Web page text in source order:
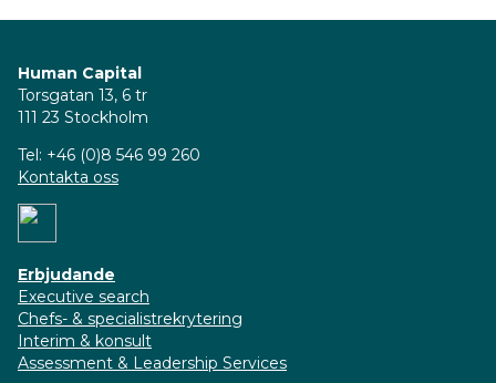
Human Capital
Torsgatan 13, 6 tr
111 23 Stockholm
Tel: +46 (0)8 546 99 260
Kontakta oss
Erbjudande
Executive search
Chefs- & specialistrekrytering
Interim & konsult
Assessment & Leadership Services